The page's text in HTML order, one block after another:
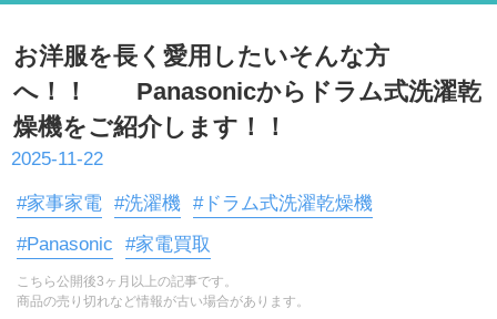
お洋服を長く愛用したいそんな方
へ！！ Panasonicからドラム式洗濯乾
燥機をご紹介します！！
2025-11-22
#家事家電 #洗濯機 #ドラム式洗濯乾燥機
#Panasonic
#家電買取
こちら公開後3ヶ月以上の記事です。
商品の売り切れなど情報が古い場合があります。